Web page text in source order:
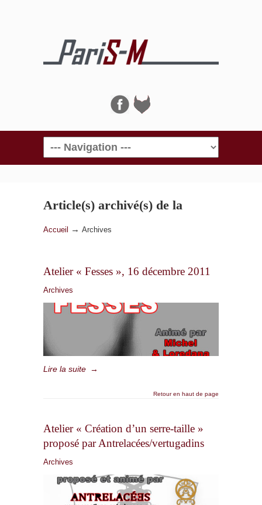
Navigation
Article(s) archivé(s) de la
catégorieArchives
Accueil → Archives
Atelier « Fesses », 16 décembre 2011
Archives
Lire la suite →
Retour en haut de page
Atelier « Création d’un serre-taille »
proposé par Antrelacées/vertugadins
Archives